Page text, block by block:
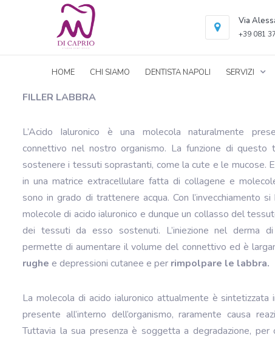
Via
+39 081
HOME CHI SIAMO DENTISTA NAPOLI SERVIZI
FILLER LABBRA
L’Acido Ialuronico è una molecola naturalmente
connettivo nel nostro organismo. La funzione di
sostenere i tessuti soprastanti, come la cute e le mucose.
in una matrice extracellulare fatta di collagene e
sono in grado di trattenere acqua. Con l’invecchiamento
molecole di acido ialuronico e dunque un collasso del
dei tessuti da esso sostenuti. L’iniezione nel derma di
permette di aumentare il volume del connettivo ed è
rughe e depressioni cutanee e per rimpolpare le labbra.
La molecola di acido ialuronico attualmente è
presente all’interno dell’organismo, raramente causa
Tuttavia la sua presenza è soggetta a degradazione, per